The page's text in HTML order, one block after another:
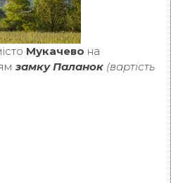
Мукачево на
замку Паланок (вартість